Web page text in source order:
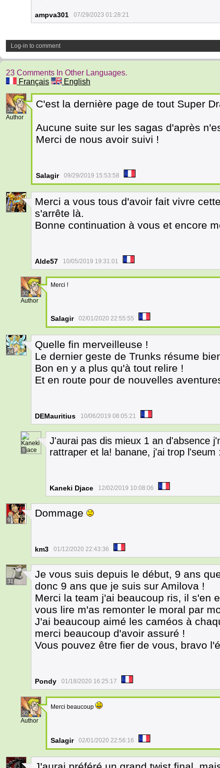
ampva301 07/29/2023 01:28:21
Log-in to comment
23 Comments In Other Languages.
Français
English
32
Author
C'est la dernière page de tout Super
Aucune suite sur les sagas d'après
Merci de nous avoir suivi !
Salagir 09/29/2019 15:53:58
7
Merci a vous tous d'avoir fait vivre
s'arrête là.
Bonne continuation à vous et encore
Alde57 10/05/2019 19:31:01
32
Author
Merci !
Salagir 02/01/2020 22:55:55
24
Quelle fin merveilleuse !
Le dernier geste de Trunks résume
Bon en y a plus qu'à tout relire !
Et en route pour de nouvelles
DEMauritius 10/06/2019 08:05:21
9
J'aurai pas dis mieux 1 an d'absence
rattraper et la! banane, j'ai trop l'seum
Kaneki Djace 12/02/2019 10:08:06
9
Dommage
km3 01/12/2020 22:43:36
31
Je vous suis depuis le début, 9 ans
donc 9 ans que je suis sur Amilova !
Merci la team j'ai beaucoup ris, il s'en
vous lire m'as remonter le moral par
J'ai beaucoup aimé les caméos à
merci beaucoup d'avoir assuré !
Vous pouvez être fier de vous, bravo
Pondy 01/18/2020 16:25:17
32
Author
Merci beaucoup
Salagir 02/01/2020 22:56:16